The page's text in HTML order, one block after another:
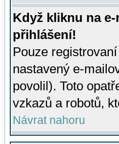
Když kliknu na
přihlášení!
Pouze
nastavený e-
povolil). Toto
vzkazů a robotů,
Návrat nahoru